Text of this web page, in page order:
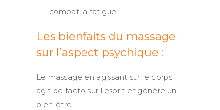
– Il combat la fatigue.
Les bienfaits du massage
sur l’aspect psychique :
Le massage en agissant sur le corps
agit de facto sur l’esprit et génère un
bien-être :